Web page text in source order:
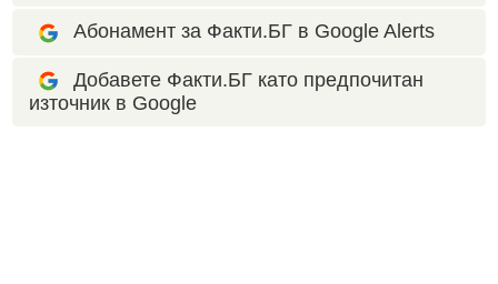
Абонамент за Факти.БГ в Google Alerts
Добавете Факти.БГ като предпочитан
източник в Google